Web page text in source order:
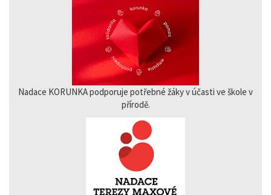
Nadace KORUNKA podporuje potřebné žáky v účasti ve škole v
přírodě.